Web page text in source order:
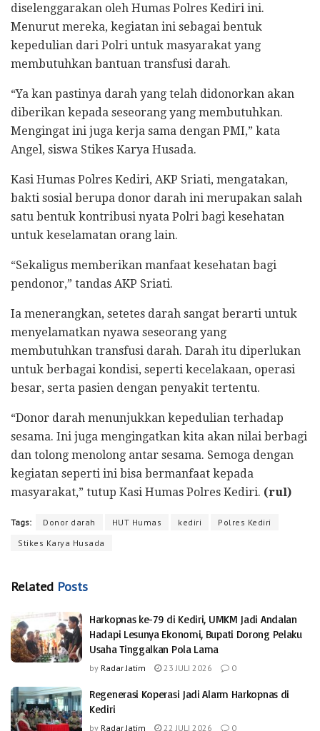
diselenggarakan oleh Humas Polres Kediri ini.
Menurut mereka, kegiatan ini sebagai bentuk
kepedulian dari Polri untuk masyarakat yang
membutuhkan bantuan transfusi darah.
“Ya kan pastinya darah yang telah didonorkan akan
diberikan kepada seseorang yang membutuhkan.
Mengingat ini juga kerja sama dengan PMI,” kata
Angel, siswa Stikes Karya Husada.
Kasi Humas Polres Kediri, AKP Sriati, mengatakan,
bakti sosial berupa donor darah ini merupakan salah
satu bentuk kontribusi nyata Polri bagi kesehatan
untuk keselamatan orang lain.
“Sekaligus memberikan manfaat kesehatan bagi
pendonor,” tandas AKP Sriati.
Ia menerangkan, setetes darah sangat berarti untuk
menyelamatkan nyawa seseorang yang
membutuhkan transfusi darah. Darah itu diperlukan
untuk berbagai kondisi, seperti kecelakaan, operasi
besar, serta pasien dengan penyakit tertentu.
“Donor darah menunjukkan kepedulian terhadap
sesama. Ini juga mengingatkan kita akan nilai berbagi
dan tolong menolong antar sesama. Semoga dengan
kegiatan seperti ini bisa bermanfaat kepada
masyarakat,” tutup Kasi Humas Polres Kediri. (rul)
Tags: Donor darah HUT Humas kediri
Polres Kediri
Stikes Karya Husada
Related Posts
Harkopnas ke-79 di Kediri, UMKM Jadi Andalan
Hadapi Lesunya Ekonomi, Bupati Dorong Pelaku
Usaha Tinggalkan Pola Lama
by Radar Jatim 23 JULI 2026 0
Regenerasi Koperasi Jadi Alarm Harkopnas di
Kediri
by Radar Jatim 22 JULI 2026 0